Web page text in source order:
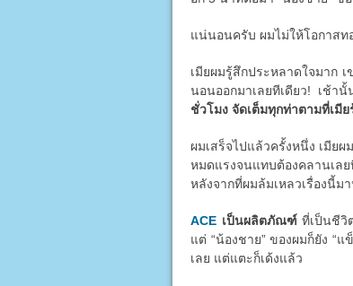
แน่นอนครับ ผมไม่ให้โอกาส
เมียผมรู้สึกประหลาดใจมาก
นอนออกมาเลยทีเดียว! เช้า
ชั่วโมง จัดเต็มทุกท่าตามที่เมี
ผมเสร็จไปแล้วครั้งหนึ่ง เมียผ
หมดแรงจนแทบต้องคลานเลย
หลังจากที่ผมล้มเหลวเรื่องนี้ม
ACEเป็นผลิตภัณฑ์ที่เป็นชีวิ
แต่ “น้องชาย” ของผมก็ยัง “แ
เลย แต่แตะก็เด้งแล้ว